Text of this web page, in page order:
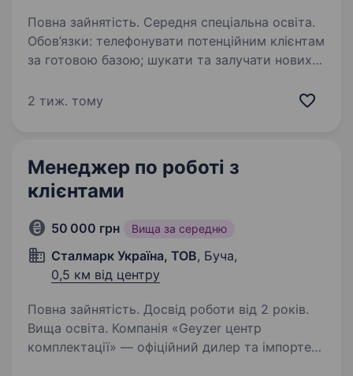
Повна зайнятість. Середня спеціальна освіта.
Обов’язки: телефонувати потенційним клієнтам
за готовою базою; шукати та залучати нових
електричної енергії; встановлювати та
2 тиж. тому
Менеджер по роботі з
клієнтами
50 000 грн Вища за середню
Сталмарк Україна, ТОВ, Буча,
0,5 км від центру
Повна зайнятість. Досвід роботи від 2 років.
Вища освіта. Компанія «Geyzer центр
комплектації» — офіційний дилер та імпортер